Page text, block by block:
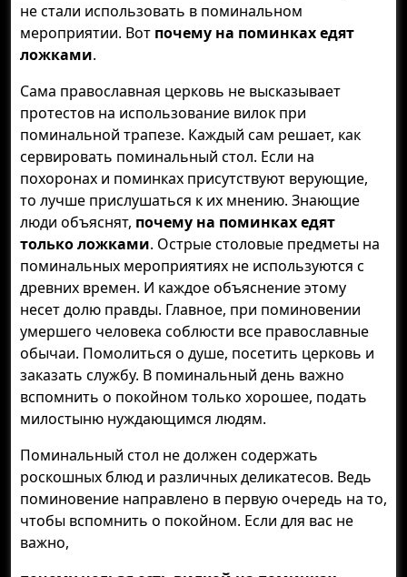
не стали использовать в поминальном
мероприятии. Вот почему на поминках едят
ложками.
Сама православная церковь не высказывает
протестов на использование вилок при
поминальной трапезе. Каждый сам решает, как
сервировать поминальный стол. Если на
похоронах и поминках присутствуют верующие,
то лучше прислушаться к их мнению. Знающие
люди объяснят, почему на поминках едят
только ложками. Острые столовые предметы на
поминальных мероприятиях не используются с
древних времен. И каждое объяснение этому
несет долю правды. Главное, при поминовении
умершего человека соблюсти все православные
обычаи. Помолиться о душе, посетить церковь и
заказать службу. В поминальный день важно
вспомнить о покойном только хорошее, подать
милостыню нуждающимся людям.
Поминальный стол не должен содержать
роскошных блюд и различных деликатесов. Ведь
поминовение направлено в первую очередь на то,
чтобы вспомнить о покойном. Если для вас не
важно,